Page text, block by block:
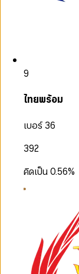
9
ไทยพร้อม
เบอร์ 36
392
คิดเป็น0.56%